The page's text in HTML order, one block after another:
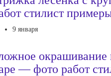
стилист
9 января
окрашивание
— фото работ